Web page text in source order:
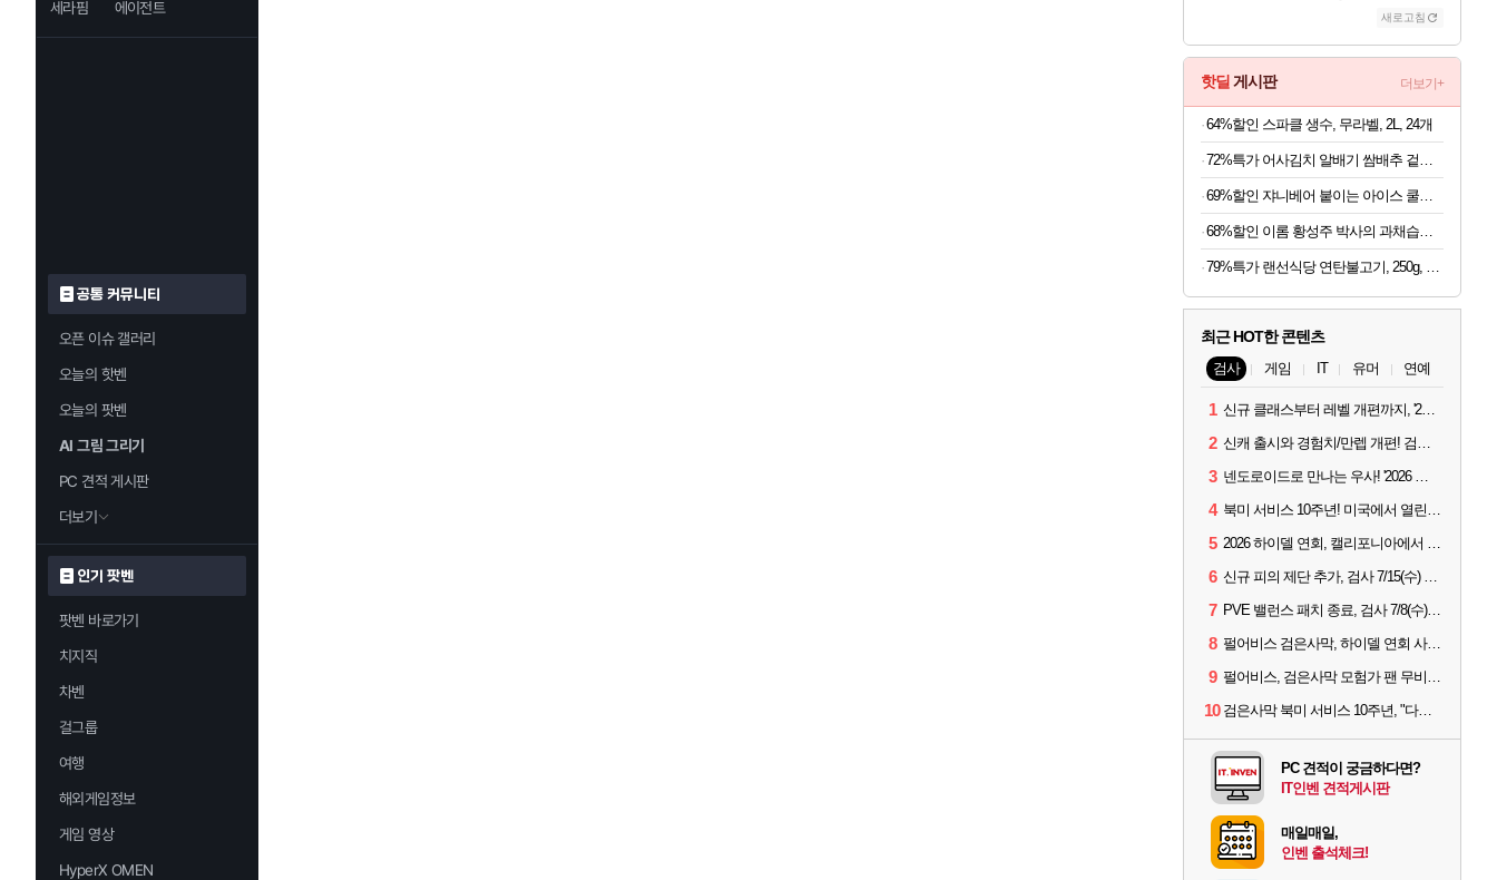
세라핌
에이전트
공통 커뮤니티
오픈 이슈 갤러리
오늘의 핫벤
오늘의 팟벤
AI 그림 그리기
PC 견적 게시판
더보기
인기 팟벤
팟벤 바로가기
치지직
차벤
걸그룹
여행
해외게임정보
게임 영상
HyperX OMEN
새로고침
핫딜 게시판 더보기+
64%할인 스파클 생수, 무라벨, 2L, 24개
79%특가 랜선식당 연탄불고기, 250g, 4개
최근 HOT한 콘텐츠
검사 게임 IT 유머 연예
1 신규 클래스부터 레벨 개편까지, '2026 검은사막 하이델 연회' 총정리
2 신캐 출시와 경험치/만렙 개편! 검사 2026 하이델 연회 모아보기
3 넨도로이드로 만나는 우사! '2026 하이델 연회' 막바지 깜짝 공개
4 북미 서비스 10주년! 미국에서 열린 '검은사막 하이델 연회'
5 2026 하이델 연회, 캘리포니아에서 개최
6 신규 피의 제단 추가, 검사 7/15(수) 패치 핵심 정리
7 PVE 밸런스 패치 종료, 검사 7/8(수) 패치 핵심 정리
8 펄어비스 검은사막, 하이델 연회 사전 이벤트 시작
9 펄어비스, 검은사막 모험가 팬 무비 '마디걸스' 글로벌 상영회 개최
10 검은사막 북미 서비스 10주년, "다음 10년도 우리만의 액션으로"
PC 견적이 궁금하다면?
IT인벤 견적게시판
매일매일,
인벤 출석체크!